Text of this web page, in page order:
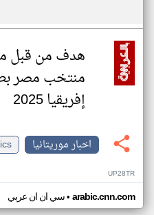
هدف من قبل
منتخب مصر
إفريقيا 2025
اخبار موريتانيا
UP28TR
سي ان ان عربي• arabic.cnn.com